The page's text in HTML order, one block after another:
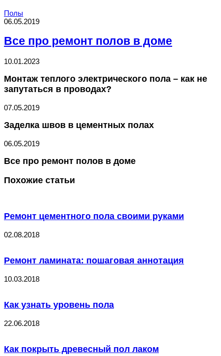
Полы
06.05.2019
Все про ремонт полов в доме
10.01.2023
Монтаж теплого электрического пола – как не
запутаться в проводах?
07.05.2019
Заделка швов в цементных полах
06.05.2019
Все про ремонт полов в доме
Похожие статьи
Ремонт цементного пола своими руками
02.08.2018
Ремонт ламината: пошаговая аннотация
10.03.2018
Как узнать уровень пола
22.06.2018
Как покрыть древесный пол лаком